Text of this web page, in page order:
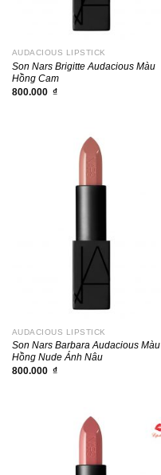
AUDACIOUS LIPSTICK
Son Nars Brigitte Audacious Màu
Hồng Cam
800.000 ₫
AUDACIOUS LIPSTICK
Son Nars Barbara Audacious Màu
Hồng Nude Ánh Nâu
800.000 ₫